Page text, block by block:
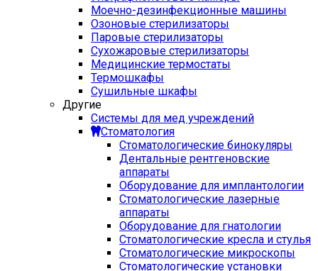
Моечно-дезинфекционные машины
Озоновые стерилизаторы
Паровые стерилизаторы
Сухожаровые стерилизаторы
Медицинские термостаты
Термошкафы
Сушильные шкафы
Другие
Системы для мед учреждений
Стоматология
Стоматологические бинокуляры
Дентальные рентгеновские
аппараты
Оборудование для имплантологии
Стоматологические лазерные
аппараты
Оборудование для гнатологии
Стоматологические кресла и стулья
Стоматологические микроскопы
Стоматологические установки